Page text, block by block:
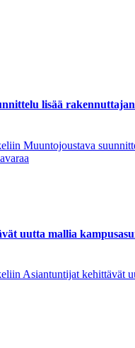
lisää
Muuntojoustava
uutta mallia
Asiantuntijat kehittävät